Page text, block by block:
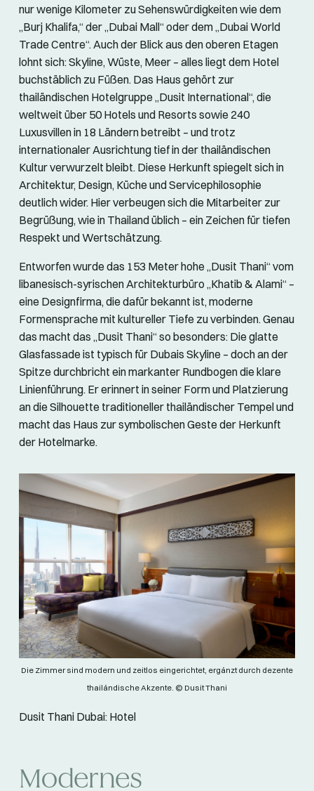
nur wenige Kilometer zu Sehenswürdigkeiten wie dem
„Burj Khalifa,“ der „Dubai Mall“ oder dem „Dubai World
Trade Centre“. Auch der Blick aus den oberen Etagen
lohnt sich: Skyline, Wüste, Meer – alles liegt dem Hotel
buchstäblich zu Füßen. Das Haus gehört zur
thailändischen Hotelgruppe „Dusit International“, die
weltweit über 50 Hotels und Resorts sowie 240
Luxusvillen in 18 Ländern betreibt – und trotz
internationaler Ausrichtung tief in der thailändischen
Kultur verwurzelt bleibt. Diese Herkunft spiegelt sich in
Architektur, Design, Küche und Servicephilosophie
deutlich wider. Hier verbeugen sich die Mitarbeiter zur
Begrüßung, wie in Thailand üblich – ein Zeichen für tiefen
Respekt und Wertschätzung.
Entworfen wurde das 153 Meter hohe „Dusit Thani“ vom
libanesisch-syrischen Architekturbüro „Khatib & Alami“ –
eine Designfirma, die dafür bekannt ist, moderne
Formensprache mit kultureller Tiefe zu verbinden. Genau
das macht das „Dusit Thani“ so besonders: Die glatte
Glasfassade ist typisch für Dubais Skyline – doch an der
Spitze durchbricht ein markanter Rundbogen die klare
Linienführung. Er erinnert in seiner Form und Platzierung
an die Silhouette traditioneller thailändischer Tempel und
macht das Haus zur symbolischen Geste der Herkunft
der Hotelmarke.
Die Zimmer sind modern und zeitlos eingerichtet, ergänzt durch dezente
thailändische Akzente. © Dusit Thani
Dusit Thani Dubai: Hotel
Modernes